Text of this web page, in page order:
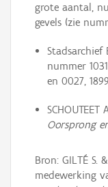
grote aantal,
gevels (zie
Stadsarchief
nummer
en 0027,
SCHOUTEET
Oorsprong
Bron: GILTÉ S.
medewerking